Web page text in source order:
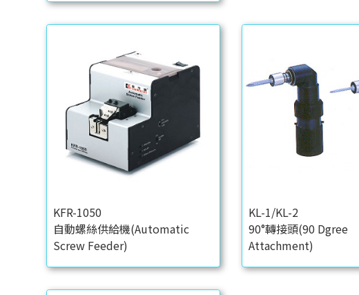
KFR-1050
自動螺絲供給機(Automatic
Screw Feeder)
KL-1/KL-2
90°轉接頭(90 Dgree
Attachment)